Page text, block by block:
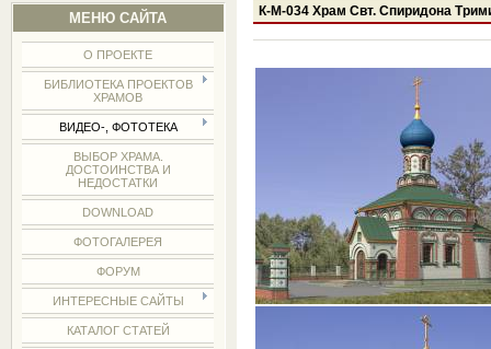
МЕНЮ САЙТА
О ПРОЕКТЕ
БИБЛИОТЕКА ПРОЕКТОВ
ХРАМОВ
ВИДЕО-, ФОТОТЕКА
ВЫБОР ХРАМА.
ДОСТОИНСТВА И
НЕДОСТАТКИ
DOWNLOAD
ФОТОГАЛЕРЕЯ
ФОРУМ
ИНТЕРЕСНЫЕ САЙТЫ
КАТАЛОГ СТАТЕЙ
К-М-034 Храм Свт. Спиридона